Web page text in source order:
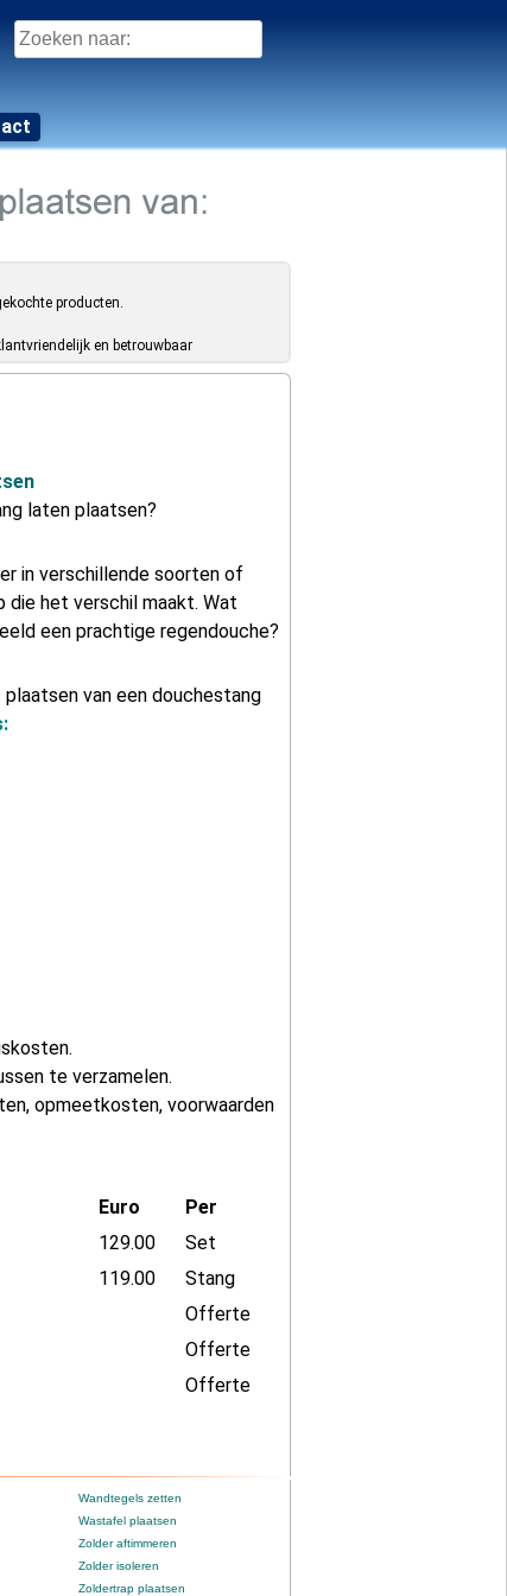
Zoeken
naar:
producten.
en betrouwbaar
laten plaatsen?
in verschillende soorten of
die het verschil maakt. Wat
een prachtige regendouche?
van een douchestang
te verzamelen.
opmeetkosten, voorwaarden
Euro
Per
129.00
Set
119.00
Stang
Offerte
Offerte
Offerte
Wandtegels zetten
Wastafel plaatsen
Zolder aftimmeren
Zolder isoleren
Zoldertrap plaatsen